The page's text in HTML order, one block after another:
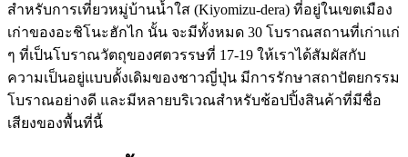
สำหรับการเที่ยวหมู่บ้านน้ำใส (Kiyomizu-dera) ที่อยู่ในเขตเมือง
เก่าของอะชิโนะฮักไก นั้น จะมีทั้งหมด 30 โบราณสถานที่เก่าแก่
ๆ ที่เป็นโบราณวัตถุของศตวรรษที่ 17-19 ให้เราได้สัมผัสกับ
ความเป็นอยู่แบบดั้งเดิมของชาวญี่ปุ่น มีการรักษาสถาปัตยกรรม
โบราณอย่างดี และมีหลายบริเวณสำหรับช้อปปิ้งสินค้าที่มีชื่อ
เสียงของพื้นที่นี้